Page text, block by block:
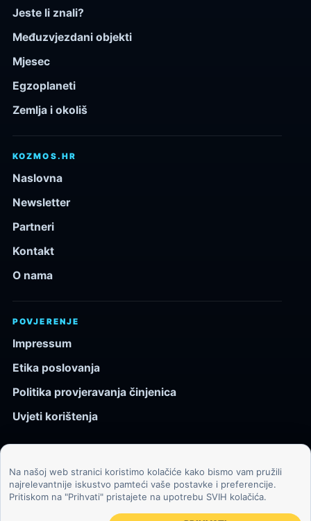
Jeste li znali?
Međuzvjezdani objekti
Mjesec
Egzoplaneti
Zemlja i okoliš
KOZMOS.HR
Naslovna
Newsletter
Partneri
Kontakt
O nama
POVJERENJE
Impressum
Etika poslovanja
Politika provjeravanja činjenica
Uvjeti korištenja
© 2026 Kozmos.hr. Sva prava pridržana.
Svemir, znanost, tehnologija i velike ideje za znatiželjne
čitatelje.
Na našoj web stranici koristimo kolačiće kako bismo vam pružili
najrelevantnije iskustvo pamteći vaše postavke i preferencije.
Pritiskom na "Prihvati" pristajete na upotrebu SVIH kolačića.